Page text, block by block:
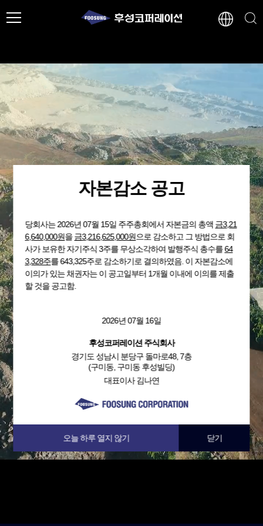
자본감소 공고
당회사는 2026년 07월 15일 주주총회에서 자본금의 총액 금3,21
6,640,000원을금3,216,625,000원으로 감소하고 그 방법으로 회
사가 보유한 자기주식 3주를 무상소각하여 발행주식 총수를64
3,328주를 643,325주로 감소하기로 결의하였음. 이 자본감소에
이의가 있는 채권자는 이 공고일부터 1개월 이내에 이의를 제출
할 것을 공고함.
2026년 07월 16일
후성코퍼레이션 주식회사
경기도 성남시 분당구 돌마로48, 7층
(구미동, 구미동 후성빌딩)
대표이사 김나연
오늘 하루 열지 않기 닫기